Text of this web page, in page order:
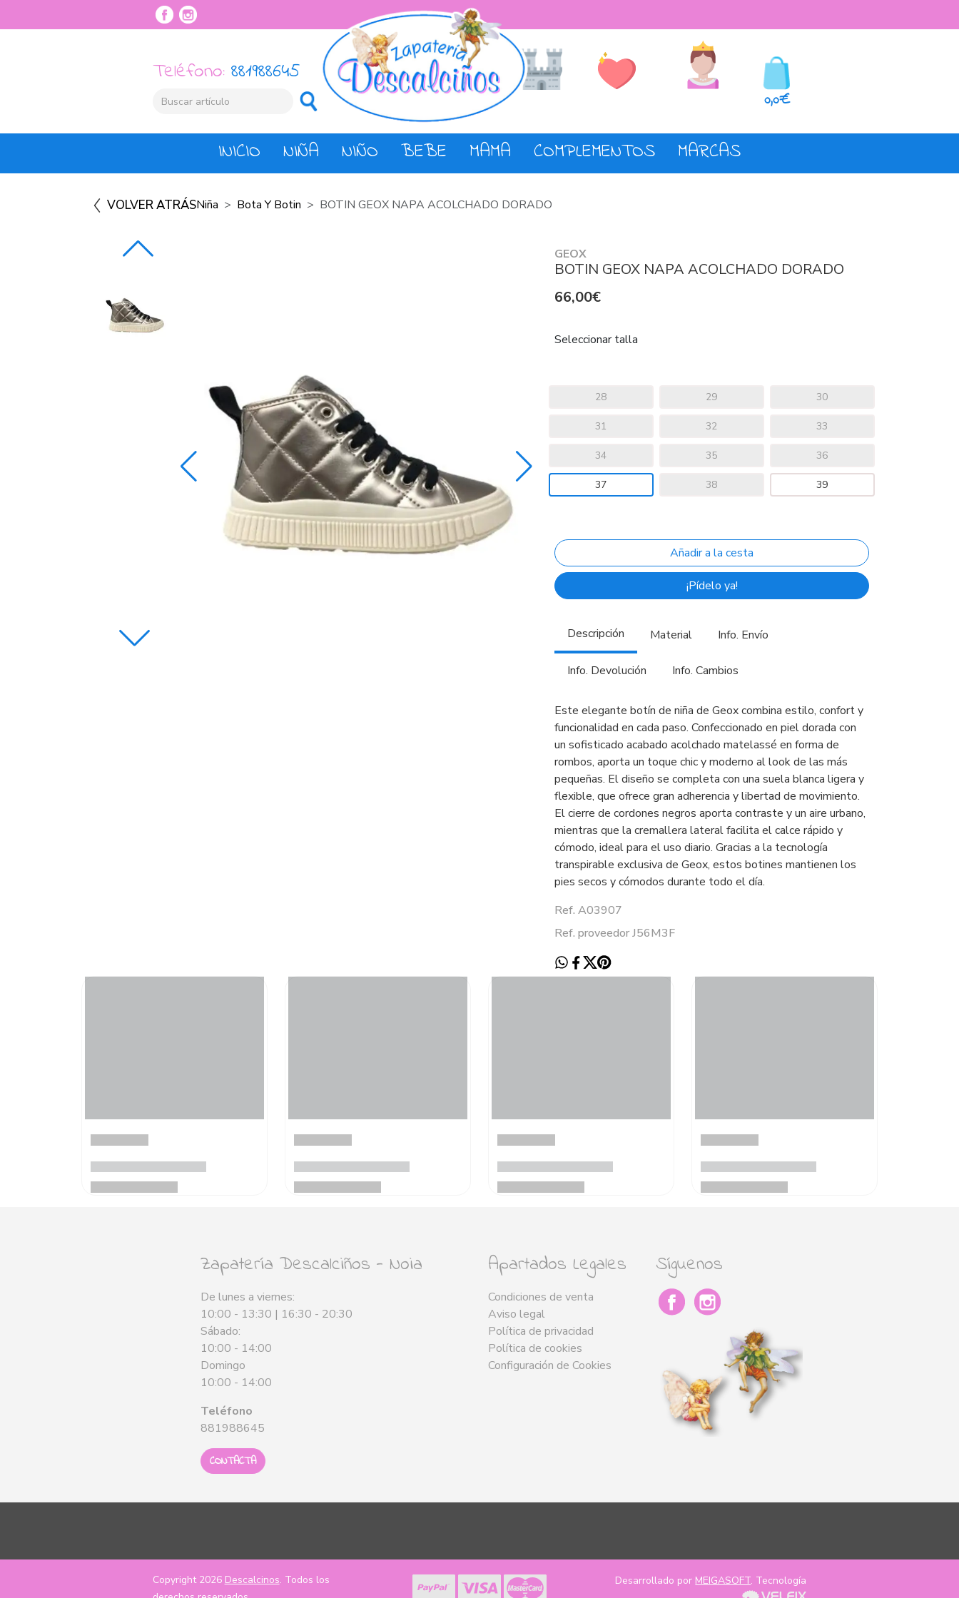
Teléfono: 881988645
0,0€
INICIO NIÑA NIÑO BEBE MAMA COMPLEMENTOS MARCAS
VOLVER ATRÁSNiña Bota Y Botin BOTIN GEOX NAPA ACOLCHADO DORADO
GEOX
BOTIN GEOX NAPA ACOLCHADO DORADO
66,00€
Seleccionar talla
28 29 30
31 32 33
34 35 36
37 38 39
¡Pídelo ya!
Descripción Material Info. Envío
Info. Devolución Info. Cambios
Este elegante botín de niña de Geox combina estilo, confort y
funcionalidad en cada paso. Confeccionado en piel dorada con
un sofisticado acabado acolchado matelassé en forma de
rombos, aporta un toque chic y moderno al look de las más
pequeñas. El diseño se completa con una suela blanca ligera y
flexible, que ofrece gran adherencia y libertad de movimiento.
El cierre de cordones negros aporta contraste y un aire urbano,
mientras que la cremallera lateral facilita el calce rápido y
cómodo, ideal para el uso diario. Gracias a la tecnología
transpirable exclusiva de Geox, estos botines mantienen los
pies secos y cómodos durante todo el día.
Ref. A03907
Ref. proveedor J56M3F
Zapatería Descalciños - Noia
De lunes a viernes:
10:00 - 13:30 | 16:30 - 20:30
Sábado:
10:00 - 14:00
Domingo
10:00 - 14:00
Teléfono
881988645
CONTACTA
Apartados Legales
Condiciones de venta
Aviso legal
Política de privacidad
Política de cookies
Configuración de Cookies
Síguenos
Copyright 2026 Descalcinos. Todos los
Desarrollado por MEIGASOFT. Tecnología